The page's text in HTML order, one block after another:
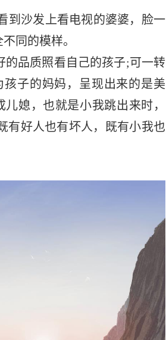
沙发上看电视的婆婆，脸一
同的模样。
品质照看自己的孩子;可一转
子的妈妈，呈现出来的是美
媳，也就是小我跳出来时，
有好人也有坏人，既有小我也